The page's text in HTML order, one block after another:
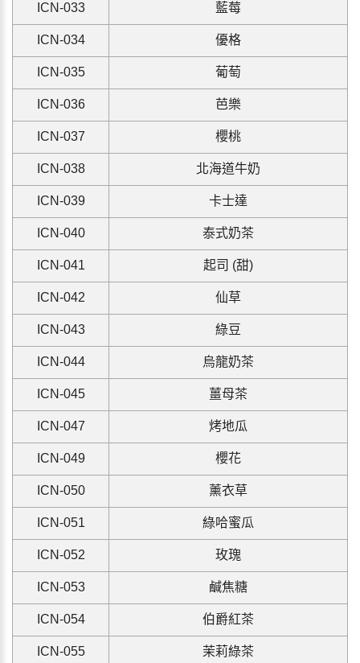
ICN-033 藍莓
ICN-034 優格
ICN-035 葡萄
ICN-036 芭樂
ICN-037 櫻桃
ICN-038 北海道牛奶
ICN-039 卡士達
ICN-040 泰式奶茶
ICN-041 起司 (甜)
ICN-042 仙草
ICN-043 綠豆
ICN-044 烏龍奶茶
ICN-045 薑母茶
ICN-047 烤地瓜
ICN-049 櫻花
ICN-050 薰衣草
ICN-051 綠哈蜜瓜
ICN-052 玫瑰
ICN-053 鹹焦糖
ICN-054 伯爵紅茶
ICN-055 茉莉綠茶